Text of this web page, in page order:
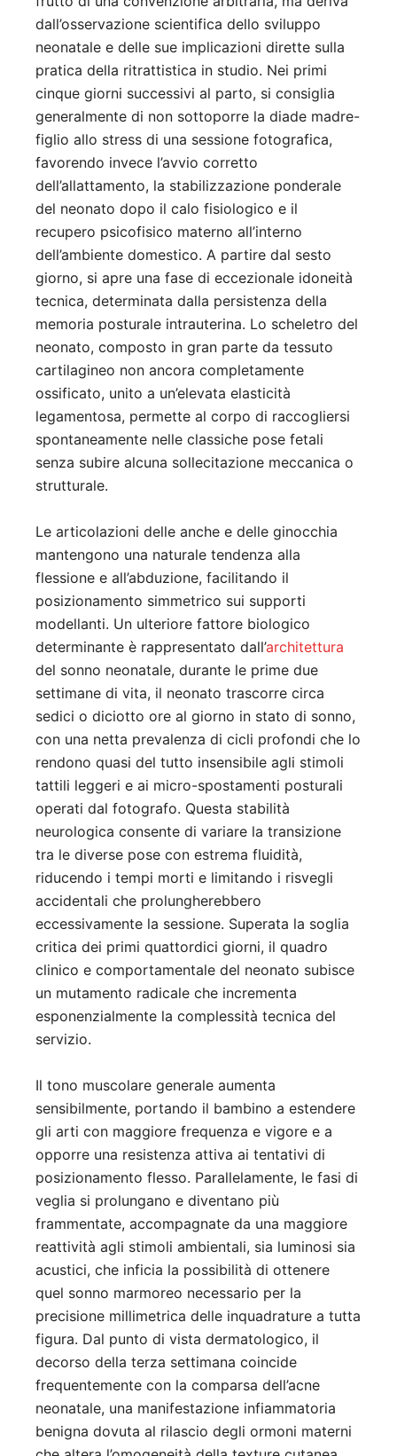
dall’osservazione scientifica dello sviluppo
neonatale e delle sue implicazioni dirette sulla
pratica della ritrattistica in studio. Nei primi
cinque giorni successivi al parto, si consiglia
generalmente di non sottoporre la diade madre-
figlio allo stress di una sessione fotografica,
favorendo invece l’avvio corretto
dell’allattamento, la stabilizzazione ponderale
del neonato dopo il calo fisiologico e il
recupero psicofisico materno all’interno
dell’ambiente domestico. A partire dal sesto
giorno, si apre una fase di eccezionale idoneità
tecnica, determinata dalla persistenza della
memoria posturale intrauterina. Lo scheletro del
neonato, composto in gran parte da tessuto
cartilagineo non ancora completamente
ossificato, unito a un’elevata elasticità
legamentosa, permette al corpo di raccogliersi
spontaneamente nelle classiche pose fetali
senza subire alcuna sollecitazione meccanica o
strutturale.
Le articolazioni delle anche e delle ginocchia
mantengono una naturale tendenza alla
flessione e all’abduzione, facilitando il
posizionamento simmetrico sui supporti
modellanti. Un ulteriore fattore biologico
determinante è rappresentato dall’architettura
del sonno neonatale, durante le prime due
settimane di vita, il neonato trascorre circa
sedici o diciotto ore al giorno in stato di sonno,
con una netta prevalenza di cicli profondi che lo
rendono quasi del tutto insensibile agli stimoli
tattili leggeri e ai micro-spostamenti posturali
operati dal fotografo. Questa stabilità
neurologica consente di variare la transizione
tra le diverse pose con estrema fluidità,
riducendo i tempi morti e limitando i risvegli
accidentali che prolungherebbero
eccessivamente la sessione. Superata la soglia
critica dei primi quattordici giorni, il quadro
clinico e comportamentale del neonato subisce
un mutamento radicale che incrementa
esponenzialmente la complessità tecnica del
servizio.
Il tono muscolare generale aumenta
sensibilmente, portando il bambino a estendere
gli arti con maggiore frequenza e vigore e a
opporre una resistenza attiva ai tentativi di
posizionamento flesso. Parallelamente, le fasi di
veglia si prolungano e diventano più
frammentate, accompagnate da una maggiore
reattività agli stimoli ambientali, sia luminosi sia
acustici, che inficia la possibilità di ottenere
quel sonno marmoreo necessario per la
precisione millimetrica delle inquadrature a tutta
figura. Dal punto di vista dermatologico, il
decorso della terza settimana coincide
frequentemente con la comparsa dell’acne
neonatale, una manifestazione infiammatoria
benigna dovuta al rilascio degli ormoni materni